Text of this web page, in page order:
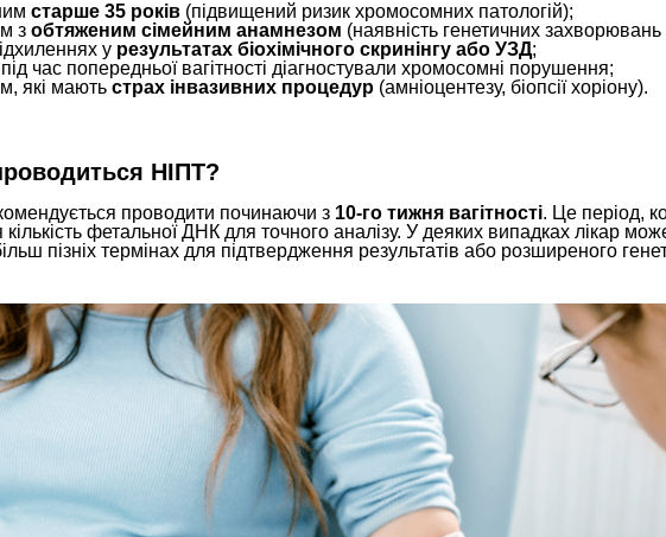
старше 35 років (підвищений ризик хромосомних патологій);
з обтяженим сімейним анамнезом (наявність генетичних захворювань
у результатах біохімічного скринінгу або УЗД;
час попередньої вагітності діагностували хромосомні порушення;
які мають страх інвазивних процедур (амніоцентезу, біопсії хоріону).
НІПТ?
проводити починаючи з 10-го тижня вагітності. Це період,
кількість фетальної ДНК для точного аналізу. У деяких випадках лікар
пізніх термінах для підтвердження результатів або розширеного